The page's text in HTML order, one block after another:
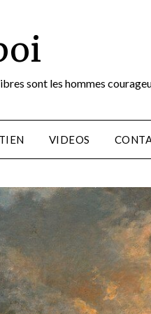
sont les hommes
VIDEOS